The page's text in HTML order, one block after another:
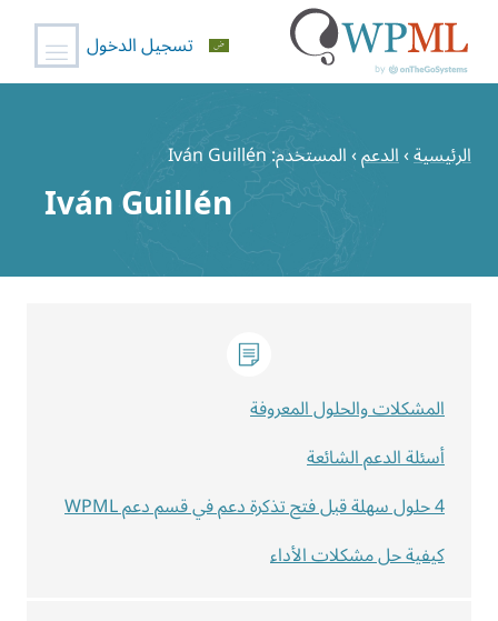
المحتوى
تسجيل الدخول
الرئيسية›الدعم›المستخدم: Iván Guillén
Iván Guillén
المشكلات والحلول المعروفة
أسئلة الدعم الشائعة
4 حلول سهلة قبل فتح تذكرة دعم في قسم دعم WPML
كيفية حل مشكلات الأداء